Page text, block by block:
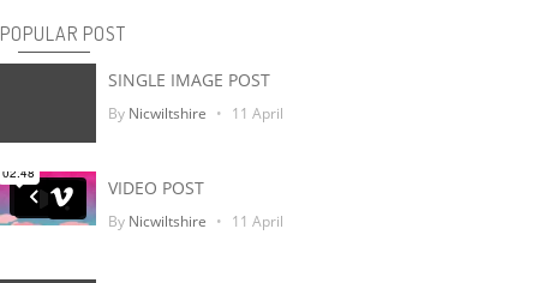
POPULAR POST
SINGLE IMAGE POST
By Nicwiltshire 11 April
Sur Le Quai
VIDEO POST
By Nicwiltshire 11 April